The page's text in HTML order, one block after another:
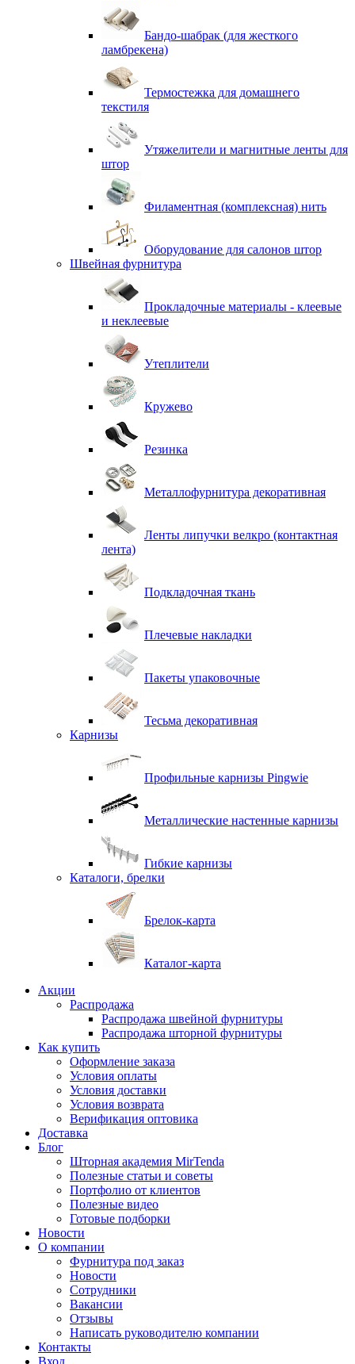
Бандо-шабрак (для жесткого
ламбрекена)
Термостежка для домашнего
текстиля
Утяжелители и магнитные ленты для
штор
Филаментная (комплексная) нить
Оборудование для салонов штор
Швейная фурнитура
Прокладочные материалы - клеевые
и неклеевые
Утеплители
Кружево
Резинка
Металлофурнитура декоративная
Ленты липучки велкро (контактная
лента)
Подкладочная ткань
Плечевые накладки
Пакеты упаковочные
Тесьма декоративная
Карнизы
Профильные карнизы Pingwie
Металлические настенные карнизы
Гибкие карнизы
Каталоги, брелки
Брелок-карта
Каталог-карта
Акции
Распродажа
Распродажа швейной фурнитуры
Распродажа шторной фурнитуры
Как купить
Оформление заказа
Условия оплаты
Условия доставки
Условия возврата
Верификация оптовика
Доставка
Блог
Шторная академия MirTenda
Полезные статьи и советы
Портфолио от клиентов
Полезные видео
Готовые подборки
Новости
О компании
Фурнитура под заказ
Новости
Сотрудники
Вакансии
Отзывы
Написать руководителю компании
Контакты
Вход